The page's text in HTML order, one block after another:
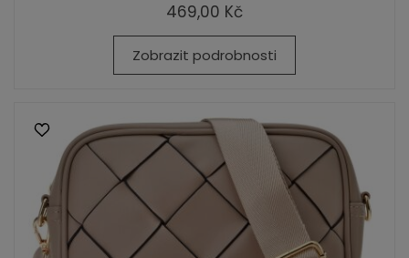
469,00 Kč
Zobrazit podrobnosti